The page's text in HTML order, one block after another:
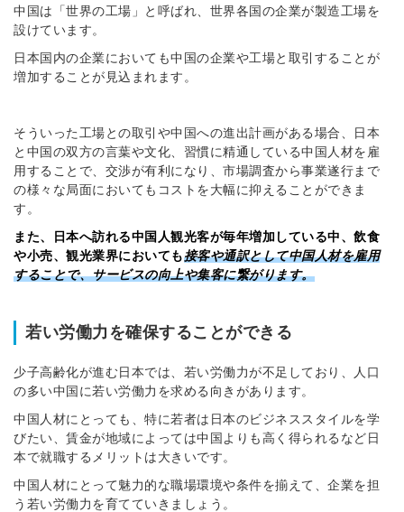
中国は「世界の工場」と呼ばれ、世界各国の企業が製造工場を
設けています。
日本国内の企業においても中国の企業や工場と取引することが
増加することが見込まれます。
そういった工場との取引や中国への進出計画がある場合、日本
と中国の双方の言葉や文化、習慣に精通している中国人材を雇
用することで、交渉が有利になり、市場調査から事業遂行まで
の様々な局面においてもコストを大幅に抑えることができま
す。
また、日本へ訪れる中国人観光客が毎年増加している中、 飲食
や小売、観光業界においても接客や通訳として中国人材を雇用
することで、サービスの向上や集客に繋がります。
若い労働力を確保することができる
少子高齢化が進む日本では、若い労働力が不足しており、人口
の多い中国に若い労働力を求める向きがあります。
中国人材にとっても、特に若者は日本のビジネススタイルを学
びたい、賃金が地域によっては中国よりも高く得られるなど日
本で就職するメリットは大きいです。
中国人材にとって魅力的な職場環境や条件を揃えて、企業を担
う若い労働力を育てていきましょう。